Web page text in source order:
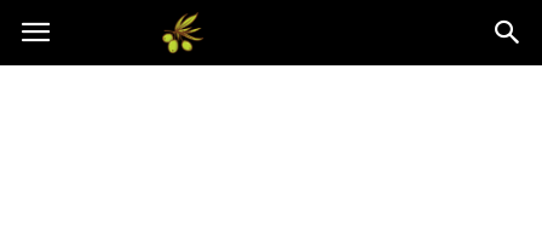
Oliwkowo.pl